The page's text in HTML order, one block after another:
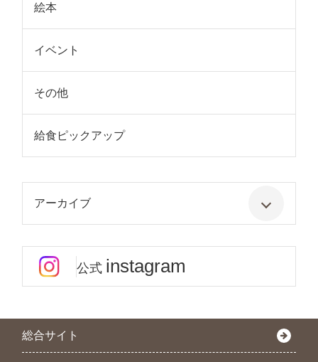
絵本
イベント
その他
給食ピックアップ
アーカイブ
公式 instagram
総合サイト